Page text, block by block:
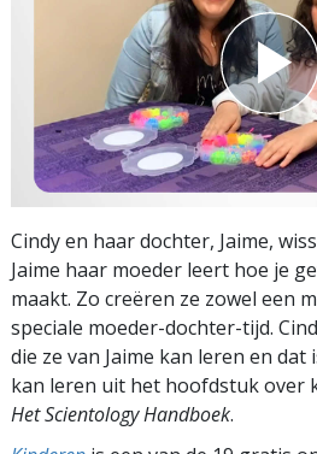
Cindy en haar dochter, Jaime,
Jaime haar moeder leert hoe je
maakt. Zo creëren ze zowel een
speciale moeder-dochter-tijd.
die ze van Jaime kan leren en
kan leren uit het hoofdstuk over
Het Scientology Handboek.